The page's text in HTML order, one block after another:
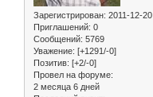
Зарегистрирован: 2011-12-20
Приглашений: 0
Сообщений: 5769
Уважение: [+1291/-0]
Позитив: [+2/-0]
Провел на форуме:
2 месяца 6 дней